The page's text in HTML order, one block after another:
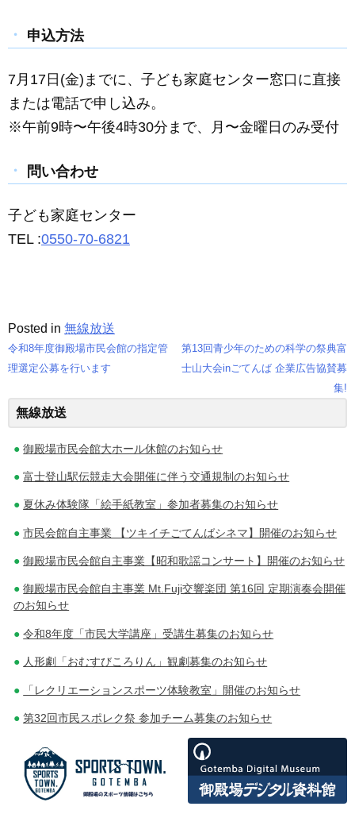
申込方法
7月17日(金)までに、子ども家庭センター窓口に直接
または電話で申し込み。
※午前9時〜午後4時30分まで、月〜金曜日のみ受付
問い合わせ
子ども家庭センター
TEL :0550-70-6821
Posted in 無線放送
投
稿
ナ
ビ
ン
令和8年度御殿場市民会館の指定管
理選定公募を行います
第13回青少年のための科学の祭典富
士山大会inごてんば 企業広告協賛募
集!
無線放送
御殿場市民会館大ホール休館のお知らせ
富士登山駅伝競走大会開催に伴う交通規制のお知らせ
夏休み体験隊「絵手紙教室」参加者募集のお知らせ
市民会館自主事業 【ツキイチごてんばシネマ】開催のお知らせ
御殿場市民会館自主事業【昭和歌謡コンサート】開催のお知らせ
御殿場市民会館自主事業 Mt.Fuji交響楽団 第16回 定期演奏会開催
のお知らせ
令和8年度「市民大学講座」受講生募集のお知らせ
人形劇「おむすびころりん」観劇募集のお知らせ
「レクリエーションスポーツ体験教室」開催のお知らせ
第32回市民スポレク祭 参加チーム募集のお知らせ